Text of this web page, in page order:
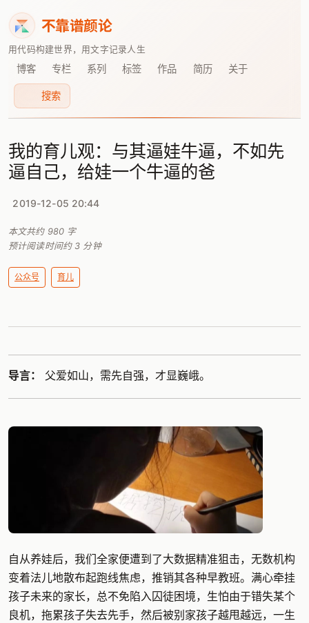
不靠谱颜论
用代码构建世界，用文字记录人生
博客 专栏 系列 标签 作品 简历 关于
搜索
我的育儿观：与其逼娃牛逼，不如先
逼自己，给娃一个牛逼的爸
2019-12-05 20:44
本文共约 980 字
预计阅读时间约 3 分钟
公众号 育儿
导言： 父爱如山，需先自强，才显巍峨。
自从养娃后，我们全家便遭到了大数据精准狙击，无数机构
变着法儿地散布起跑线焦虑，推销其各种早教班。满心牵挂
孩子未来的家长，总不免陷入囚徒困境，生怕由于错失某个
良机，拖累孩子失去先手，然后被别家孩子越甩越远，一生